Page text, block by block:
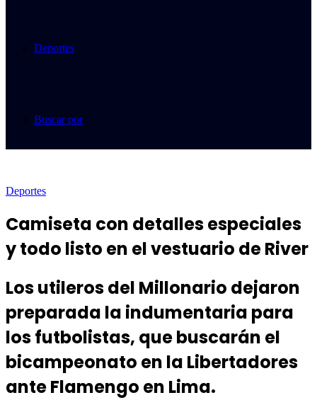
Deportes
Buscar por
Deportes
Camiseta con detalles especiales
y todo listo en el vestuario de River
Los utileros del Millonario dejaron
preparada la indumentaria para
los futbolistas, que buscarán el
bicampeonato en la Libertadores
ante Flamengo en Lima.